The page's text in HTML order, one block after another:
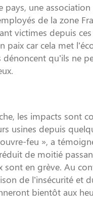
une
de la zone
victimes depuis
paix car cela met
dénoncent qu’ils ne
les impacts sont
usines depuis
feu », a
de moitié
en grève. Au
de l’insécurité
bientôt aux